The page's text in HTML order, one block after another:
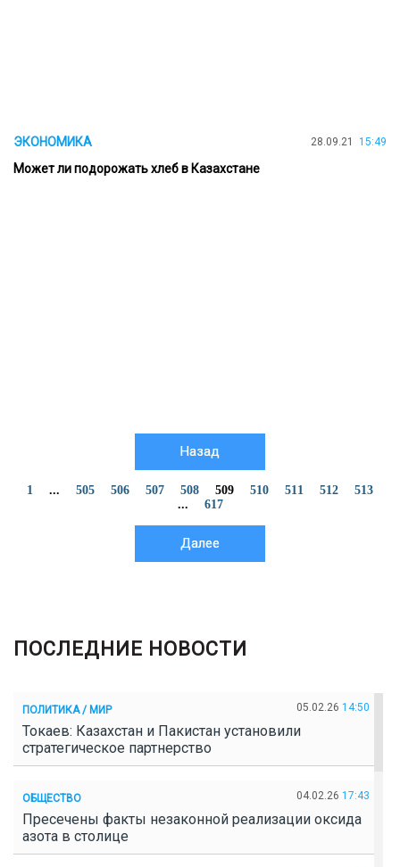
ЭКОНОМИКА 28.09.21 15:49
Может ли подорожать хлеб в Казахстане
Назад
1 ... 505 506 507 508 509 510 511 512
513
...
617
Далее
ПОСЛЕДНИЕ НОВОСТИ
ПОЛИТИКА / МИР 05.02.26 14:50
Токаев: Казахстан и Пакистан установили
стратегическое партнерство
ОБЩЕСТВО 04.02.26 17:43
Пресечены факты незаконной реализации оксида
азота в столице